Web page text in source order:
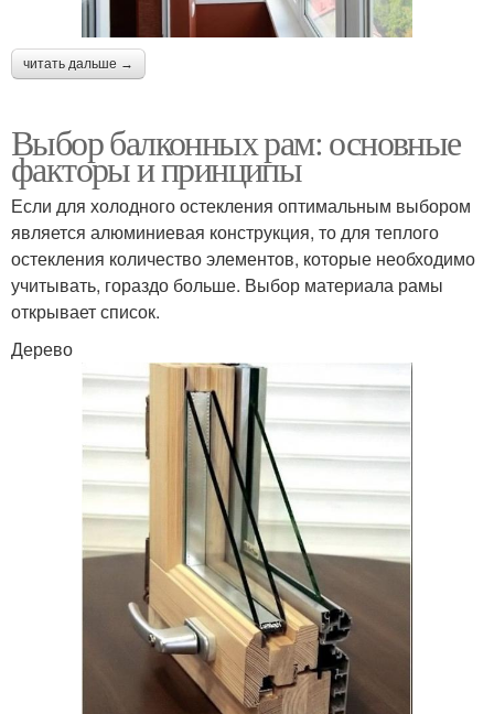
читать дальше →
Выбор балконных рам: основные
факторы и принципы
Если для холодного остекления оптимальным выбором
является алюминиевая конструкция, то для теплого
остекления количество элементов, которые необходимо
учитывать, гораздо больше. Выбор материала рамы
открывает список.
Дерево